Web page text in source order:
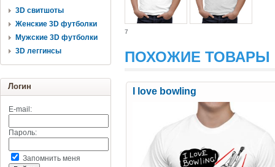
3D свитшоты
Женские 3D футболки
Мужские 3D футболки
3D леггинсы
Логин
E-mail:
Пароль:
Запомнить меня
7
ПОХОЖИЕ ТОВАРЫ
I love bowling